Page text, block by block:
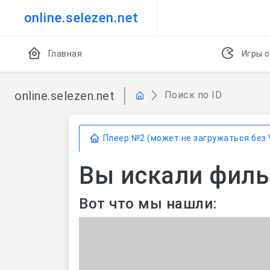
online.selezen.net
Главная Игры
online.selezen.net Поиск по ID
Плеер №2 (может не загружаться без
Вы искали
Вот что мы нашли: